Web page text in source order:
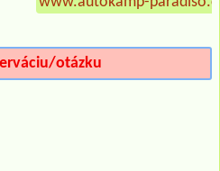
otázku